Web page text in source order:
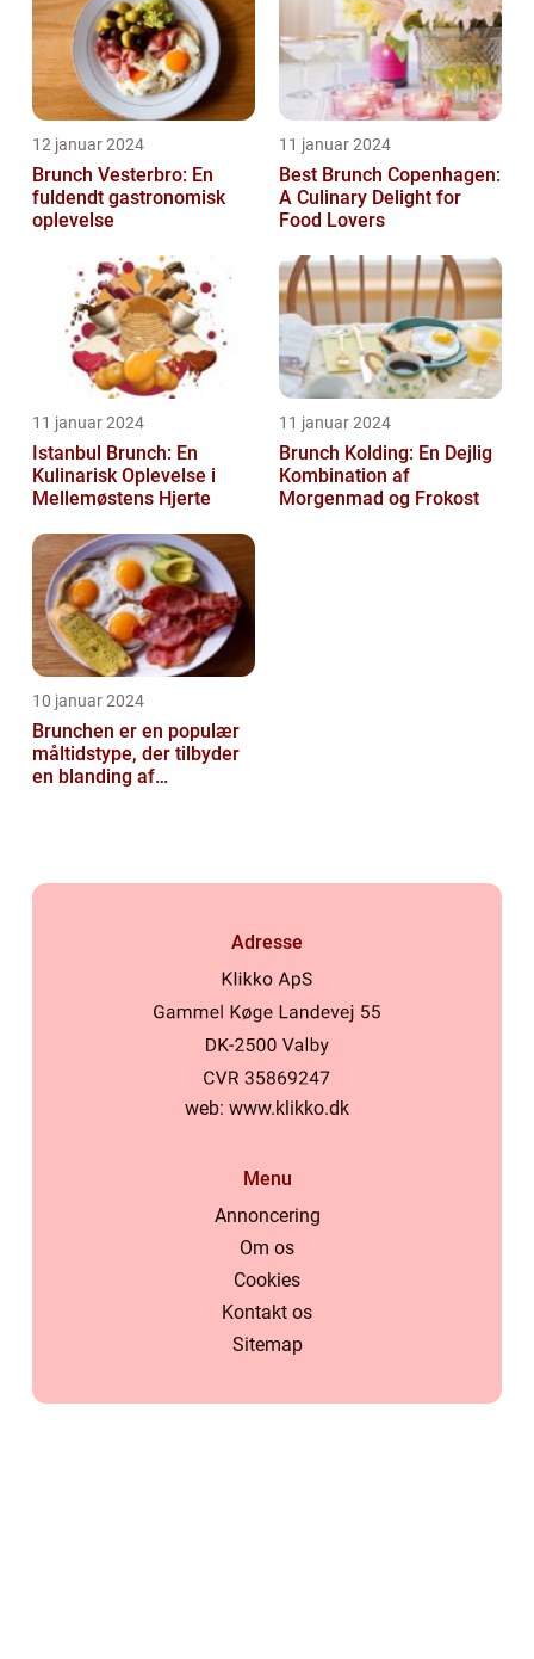
12 januar 2024
Brunch Vesterbro: En
fuldendt gastronomisk
oplevelse
11 januar 2024
Best Brunch Copenhagen:
A Culinary Delight for
Food Lovers
11 januar 2024
Istanbul Brunch: En
Kulinarisk Oplevelse i
Mellemøstens Hjerte
11 januar 2024
Brunch Kolding: En Dejlig
Kombination af
Morgenmad og Frokost
10 januar 2024
Brunchen er en populær
måltidstype, der tilbyder
en blanding af
Adresse
web: www.klikko.dk
Menu
Annoncering
Om os
Cookies
Kontakt os
Sitemap